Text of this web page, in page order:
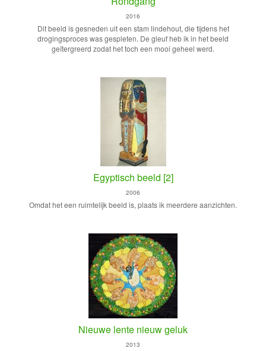
2016
Dit beeld is gesneden uit een stam lindehout, die tijdens het
drogingsproces was gespleten. De gleuf heb ik in het beeld
geïtergreerd zodat het toch een mooi geheel werd.
Egyptisch beeld [2]
2006
Omdat het een ruimtelijk beeld is, plaats ik meerdere aanzichten.
Nieuwe lente nieuw geluk
2013